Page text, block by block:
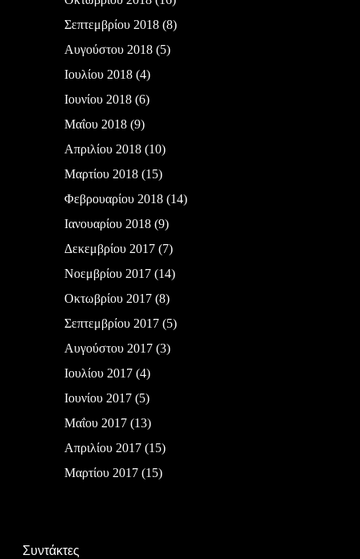
Σεπτεμβρίου 2018(8)
Αυγούστου 2018(5)
Ιουλίου 2018(4)
Ιουνίου 2018(6)
Μαΐου 2018(9)
Απριλίου 2018(10)
Μαρτίου 2018(15)
Φεβρουαρίου 2018(14)
Ιανουαρίου 2018(9)
Δεκεμβρίου 2017(7)
Νοεμβρίου 2017(14)
Οκτωβρίου 2017(8)
Σεπτεμβρίου 2017(5)
Αυγούστου 2017(3)
Ιουλίου 2017(4)
Ιουνίου 2017(5)
Μαΐου 2017(13)
Απριλίου 2017(15)
Μαρτίου 2017(15)
Συντάκτες